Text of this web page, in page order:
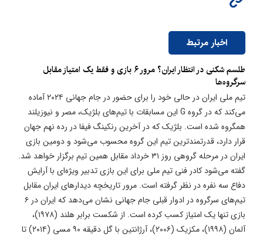
اخبار مرتبط
طلسم شکنی در انتظار ایران؟ مرور ۶ بازی و فقط یک امتیاز مقابل
سرگروه‌ها
تیم ملی ایران در حالی خود را برای حضور در جام جهانی ۲۰۲۴ آماده
می‌کند که در گروه G این مسابقات با تیم‌های بلژیک، مصر و نیوزیلند
همگروه شده است. بلژیک که در آخرین رنکینگ فیفا در رده نهم جهان
قرار دارد، قدرتمندترین تیم این گروه محسوب می‌شود و دومین بازی
ایران در مرحله گروهی روز ۳۱ خرداد مقابل همین تیم برگزار خواهد شد.
گفته می‌شود کادر فنی تیم ملی برای این بازی تدبیر ویژه‌ای با آرایش
دفاع سه نفره در نظر گرفته است. مرور تاریخچه دیدارهای ایران مقابل
تیم‌های سرگروه در ادوار قبلی جام جهانی نشان می‌دهد که ایران در ۶
بازی تنها یک امتیاز کسب کرده است. از شکست برابر هلند (۱۹۷۸)،
آلمان (۱۹۹۸)، مکزیک (۲۰۰۶)، آرژانتین با گل دقیقه ۹۰ مسی (۲۰۱۴) تا